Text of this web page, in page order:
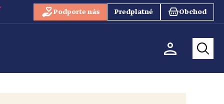
Podporte nás Predplatné Obchod